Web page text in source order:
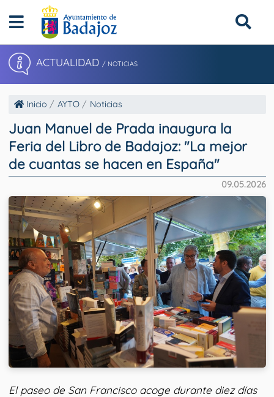
ACTUALIDAD / NOTICIAS
Inicio AYTO Noticias
Juan Manuel de Prada inaugura la
Feria del Libro de Badajoz: "La mejor
de cuantas se hacen en España"
09.05.2026
El paseo de San Francisco acoge durante diez días